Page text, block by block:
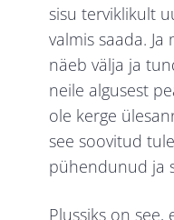
sisu terviklikult
valmis saada.
näeb välja ja
neile algusest
ole kerge
see soovitud
pühendunud ja
Plussiks on see,